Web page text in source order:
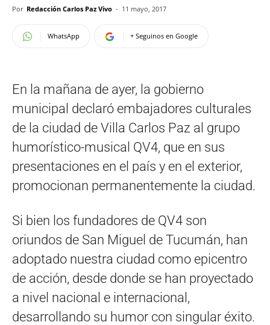
Por Redacción Carlos Paz Vivo - 11 mayo, 2017
WhatsApp + Seguinos en Google
En la mañana de ayer, la gobierno
municipal declaró embajadores culturales
de la ciudad de Villa Carlos Paz al grupo
humorístico-musical QV4, que en sus
presentaciones en el país y en el exterior,
promocionan permanentemente la ciudad.
Si bien los fundadores de QV4 son
oriundos de San Miguel de Tucumán, han
adoptado nuestra ciudad como epicentro
de acción, desde donde se han proyectado
a nivel nacional e internacional,
desarrollando su humor con singular éxito.